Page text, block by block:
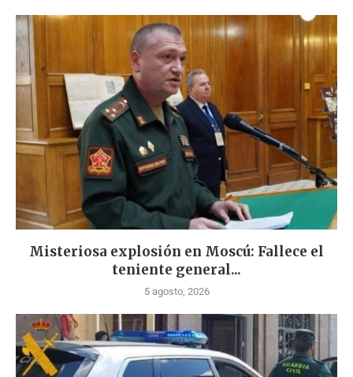
Misteriosa explosión en Moscú: Fallece el
teniente general...
5 agosto, 2026